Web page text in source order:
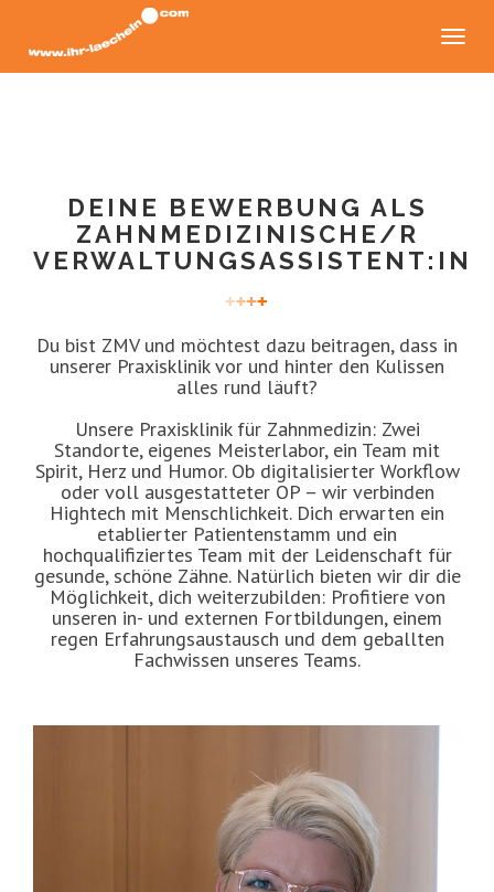
DEINE BEWERBUNG ALS
ZAHNMEDIZINISCHE/R
VERWALTUNGSASSISTENT:IN
Du bist ZMV und möchtest dazu beitragen, dass in
unserer Praxisklinik vor und hinter den Kulissen
alles rund läuft?
Unsere Praxisklinik für Zahnmedizin: Zwei
Standorte, eigenes Meisterlabor, ein Team mit
Spirit, Herz und Humor. Ob digitalisierter Workflow
oder voll ausgestatteter OP – wir verbinden
Hightech mit Menschlichkeit. Dich erwarten ein
etablierter Patientenstamm und ein
hochqualifiziertes Team mit der Leidenschaft für
gesunde, schöne Zähne. Natürlich bieten wir dir die
Möglichkeit, dich weiterzubilden: Profitiere von
unseren in- und externen Fortbildungen, einem
regen Erfahrungsaustausch und dem geballten
Fachwissen unseres Teams.